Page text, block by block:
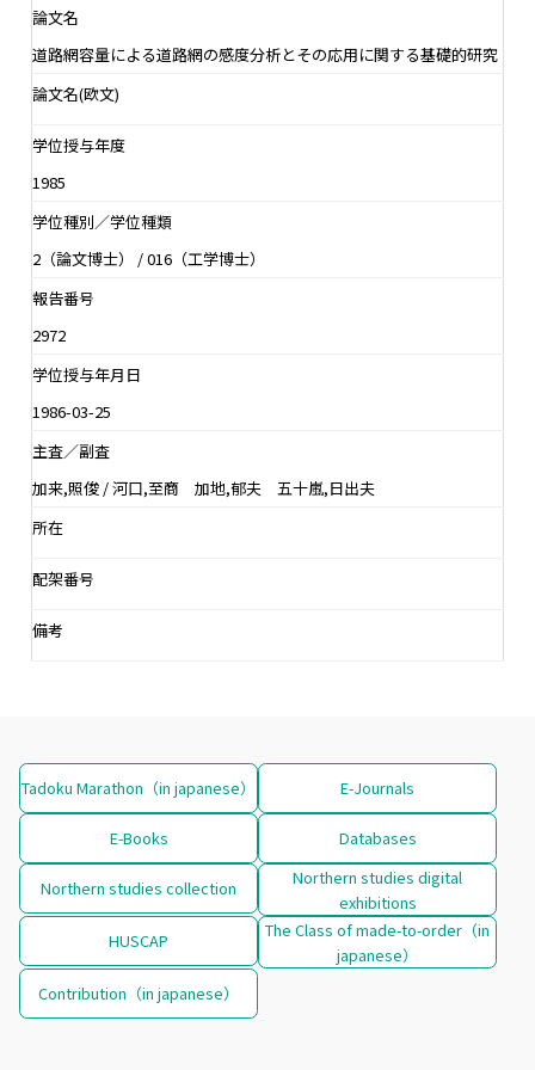
論文名
道路網容量による道路網の感度分析とその応用に関する基礎的研究
論文名(欧文)
学位授与年度
1985
学位種別／学位種類
2（論文博士） / 016（工学博士）
報告番号
2972
学位授与年月日
1986-03-25
主査／副査
加来,照俊 / 河口,至商 加地,郁夫 五十嵐,日出夫
所在
配架番号
備考
Tadoku Marathon（in japanese） E-Journals
E-Books Databases
Northern studies collection
Northern studies digital
exhibitions
HUSCAP
The Class of made-to-order（in
japanese）
Contribution（in japanese）